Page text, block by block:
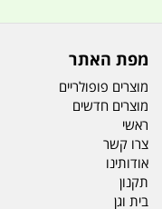
מפת האתר
מוצרים פופולריים
מוצרים חדשים
ראשי
צרו קשר
אודותינו
תקנון
בית וגן